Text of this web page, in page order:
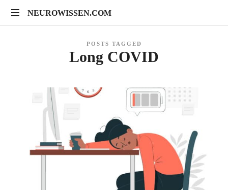
NEUROWISSEN.COM
NEUROWISSEN.COM
neuropsychologische
Prävention
POSTS TAGGED
Long COVID